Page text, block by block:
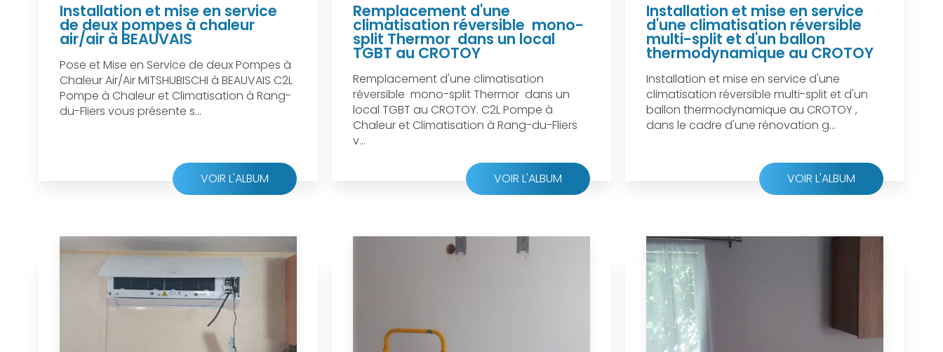
Installation et mise en service
de deux pompes à chaleur
air/air à BEAUVAIS
Pose et Mise en Service de deux Pompes à
Chaleur Air/Air MITSHUBISCHI à BEAUVAIS C2L
Pompe à Chaleur et Climatisation à Rang-
du-Fliers vous présente s...
VOIR L'ALBUM
Remplacement d'une
climatisation réversible mono-
split Thermor dans un local
TGBT au CROTOY
Remplacement d'une climatisation
réversible mono-split Thermor dans un
local TGBT au CROTOY. C2L Pompe à
Chaleur et Climatisation à Rang-du-Fliers
v...
VOIR L'ALBUM
Installation et mise en service
d'une climatisation réversible
multi-split et d'un ballon
thermodynamique au CROTOY
Installation et mise en service d'une
climatisation réversible multi-split et d'un
ballon thermodynamique au CROTOY ,
dans le cadre d'une rénovation g...
VOIR L'ALBUM